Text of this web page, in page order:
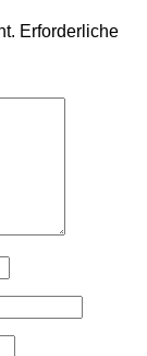
Erforderliche